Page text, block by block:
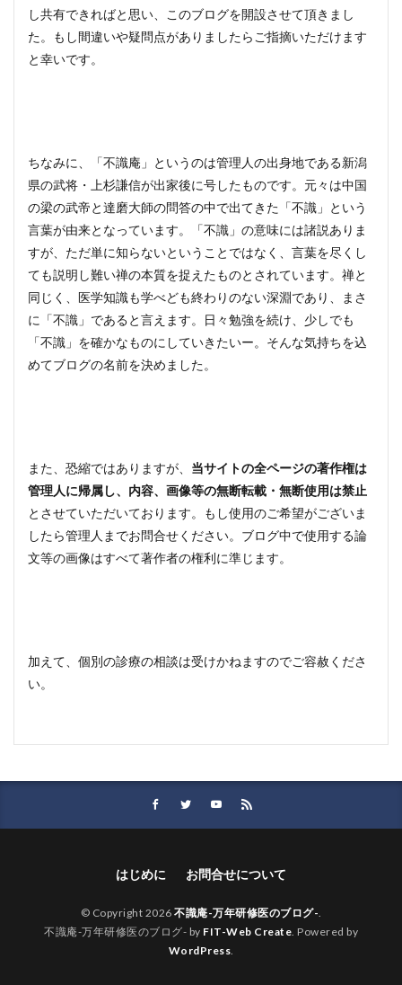
し共有できればと思い、このブログを開設させて頂きまし
た。もし間違いや疑問点がありましたらご指摘いただけます
と幸いです。
ちなみに、「不識庵」というのは管理人の出身地である新潟
県の武将・上杉謙信が出家後に号したものです。元々は中国
の梁の武帝と達磨大師の問答の中で出てきた「不識」という
言葉が由来となっています。「不識」の意味には諸説ありま
すが、ただ単に知らないということではなく、言葉を尽くし
ても説明し難い禅の本質を捉えたものとされています。禅と
同じく、医学知識も学べども終わりのない深淵であり、まさ
に「不識」であると言えます。日々勉強を続け、少しでも
「不識」を確かなものにしていきたいー。そんな気持ちを込
めてブログの名前を決めました。
また、恐縮ではありますが、 当サイトの全ページの著作権は
管理人に帰属し、内容、画像等の無断転載・無断使用は禁止
とさせていただいております。もし使用のご希望がございま
したら管理人までお問合せください。ブログ中で使用する論
文等の画像はすべて著作者の権利に準じます。
加えて、個別の診療の相談は受けかねますのでご容赦くださ
い。
はじめに お問合せについて
© Copyright 2026 不識庵-万年研修医のブログ-
不識庵-万年研修医のブログ- by FIT-Web Create . Powered by
WordPress